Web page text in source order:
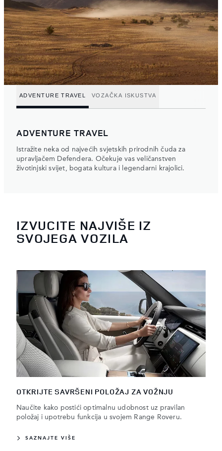
ADVENTURE TRAVEL VOZAČKA ISKUSTVA
ADVENTURE TRAVEL
Istražite neka od najvećih svjetskih prirodnih čuda za
upravljačem Defendera. Očekuje vas veličanstven
životinjski svijet, bogata kultura i legendarni krajolici.
IZVUCITE NAJVIŠE IZ
SVOJEGA VOZILA
OTKRIJTE SAVRŠENI POLOŽAJ ZA VOŽNJU
Naučite kako postići optimalnu udobnost uz pravilan
položaj i upotrebu funkcija u svojem Range Roveru.
SAZNAJTE VIŠE